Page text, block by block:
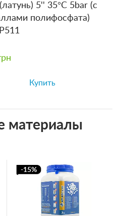
5'' 35°C 5bar (с
полифосфата)
Купить
материалы
-15%